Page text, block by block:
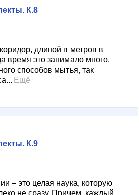
К.8
длиной в метров в
время это занимало много.
способов мытья, так
Ещё
К.9
– это целая наука, которую
не сразу. Причем, каждый